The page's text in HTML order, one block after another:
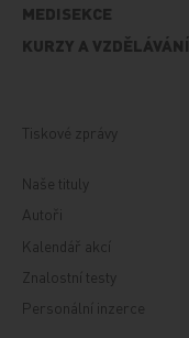
MEDISEKCE
KURZY A VZDĚLÁVÁNÍ
Tiskové zprávy
Naše tituly
Autoři
Kalendář akcí
Znalostní testy
Personální inzerce